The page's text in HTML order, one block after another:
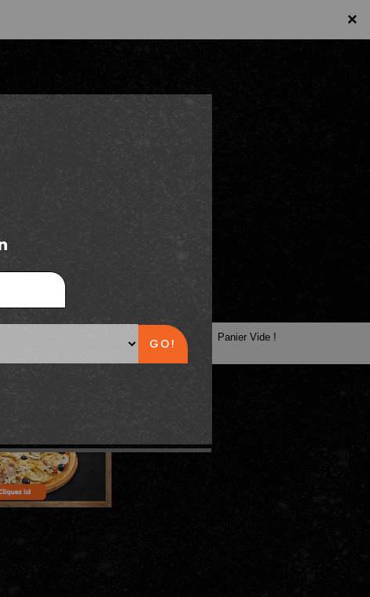
×
×
Panier Vide !